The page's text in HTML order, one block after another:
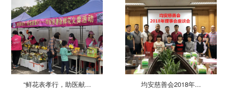
“鲜花表孝行，助医献... 均安慈善会2018年...